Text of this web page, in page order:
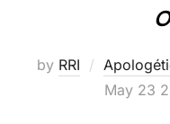
by RRI
May 23